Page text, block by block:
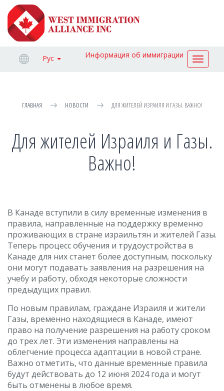
Toggle
Информация об иммиграции
Рус
ГЛАВНАЯ НОВОСТИ ДЛЯ ЖИТЕЛЕЙ ИЗРАИЛЯ И ГАЗЫ. ВАЖНО!
Для жителей Израиля и Газы.
Важно!
В Канаде вступили в силу временные изменения в
правила, направленные на поддержку временно
проживающих в стране израильтян и жителей Газы.
Теперь процесс обучения и трудоустройства в
Канаде для них станет более доступным, поскольку
они могут подавать заявления на разрешения на
учебу и работу, обходя некоторые сложности
предыдущих правил.
По новым правилам, граждане Израиля и жители
Газы, временно находящиеся в Канаде, имеют
право на получение разрешения на работу сроком
до трех лет. Эти изменения направлены на
облегчение процесса адаптации в новой стране.
Важно отметить, что данные временные правила
будут действовать до 12 июня 2024 года и могут
быть отменены в любое время.